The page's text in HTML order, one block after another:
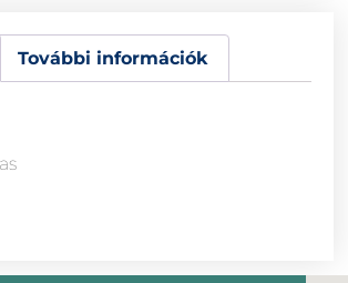
További információk